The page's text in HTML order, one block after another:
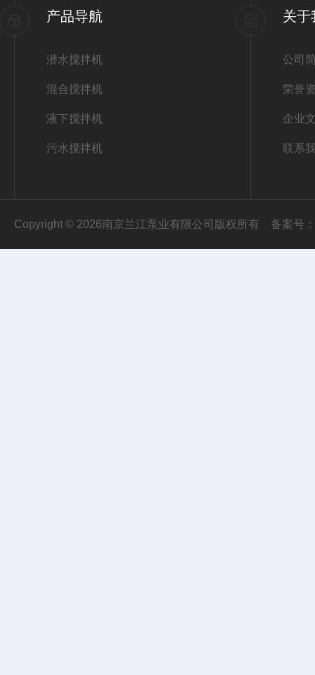
产品导航
潜水搅拌机
混合搅拌机
液下搅拌机
污水搅拌机
关于
公司
荣誉
企业
联系
Copyright © 2026南京兰江泵业有限公司版权所有 备案号